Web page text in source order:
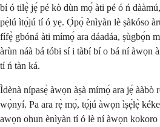
bí ó tilẹ̀ jẹ́ pé kò dùn mọ́ àti pé ó ń
pẹ̀lú ìtọ́jú tí ó yẹ. Ọ̀pọ̀ ènìyàn lè ṣàkóso
fífẹ̀ gbóná àti mímọ́ ara dáadáa, ṣùgbọ́n
àrùn náà bá tóbi sí i tàbí bí o bá ní àwọn
tí ń tàn ká.
Ìdènà nípasẹ̀ àwọn àṣà mímọ́ ara jẹ́ ààbò
wọ̀nyí. Pa ara rẹ̀ mọ́, tọ́jú àwọn ìṣẹ́lẹ̀
awọn ohun ènìyàn tí ó lè ní àwọn kokoro